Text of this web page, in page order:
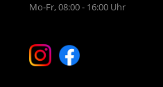
Mo-Fr, 08:00 - 16:00 Uhr